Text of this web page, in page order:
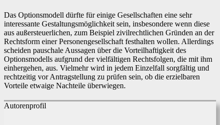
Das Optionsmodell dürfte für einige Gesellschaften eine sehr
interessante Gestaltungsmöglichkeit sein, insbesondere wenn diese
aus außersteuerlichen, zum Beispiel zivilrechtlichen Gründen an der
Rechtsform einer Personengesellschaft festhalten wollen. Allerdings
scheiden pauschale Aussagen über die Vorteilhaftigkeit des
Optionsmodells aufgrund der vielfältigen Rechtsfolgen, die mit ihm
einhergehen, aus. Vielmehr wird in jedem Einzelfall sorgfältig und
rechtzeitig vor Antragstellung zu prüfen sein, ob die erzielbaren
Vorteile etwaige Nachteile überwiegen.
Autorenprofil